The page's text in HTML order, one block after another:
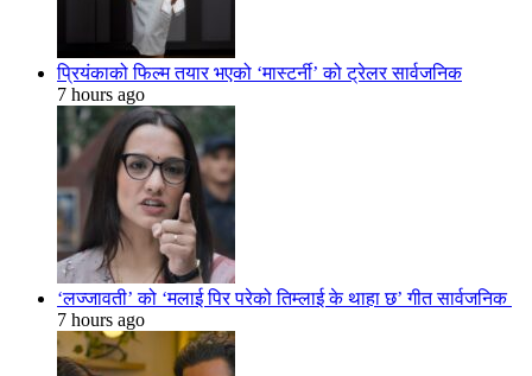
प्रियंकाको फिल्म तयार भएको ‘मास्टर्नी’ को ट्रेलर सार्वजनिक
7 hours ago
‘लज्जावती’ को ‘मलाई पिर परेको तिम्लाई के थाहा छ’ गीत सार्वजनिक
7 hours ago